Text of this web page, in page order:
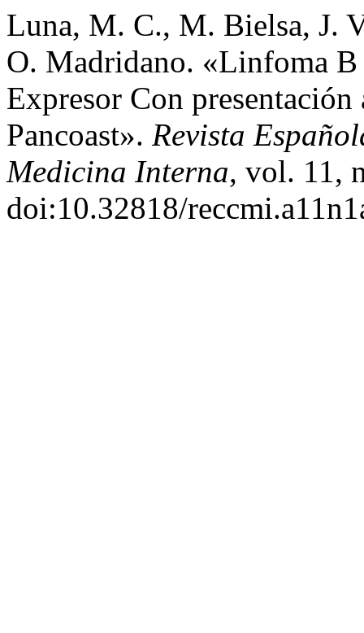
Luna, M. C., M. Bielsa, J.
O. Madridano. «Linfoma
Expresor Con
Pancoast». Revista
Medicina Interna, vol. 11,
doi:10.32818/